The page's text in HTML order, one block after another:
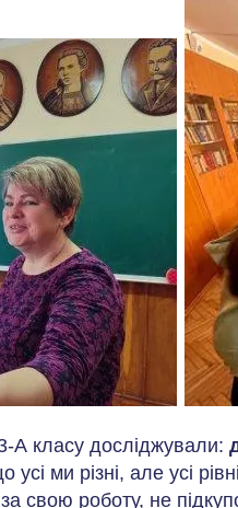
А класу досліджували:
ми різні, але усі
свою роботу, не